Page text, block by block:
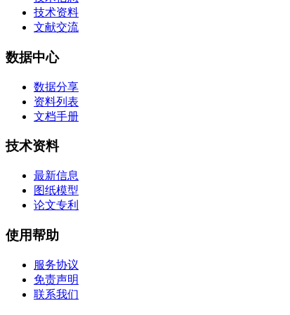
技术资料
文献交流
数据中心
数据分享
资料列表
文档手册
技术资料
最新信息
图纸模型
论文专利
使用帮助
服务协议
免责声明
联系我们